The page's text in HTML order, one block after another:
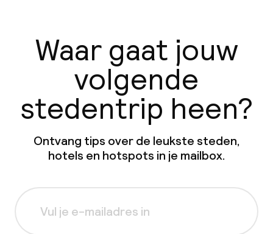
Waar gaat jouw
volgende
stedentrip heen?
Ontvang tips over de leukste steden,
hotels en hotspots in je mailbox.